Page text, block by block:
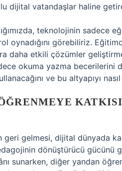
dijital vatandaşlar haline
teknolojinin sadece
oynadığını görebiliriz.
daha etkili çözümler
okuma yazma becerilerini
ve bu altyapıyı
gelmesi, dijital dünyada
dönüştürücü gücünü
sunarken, diğer yandan